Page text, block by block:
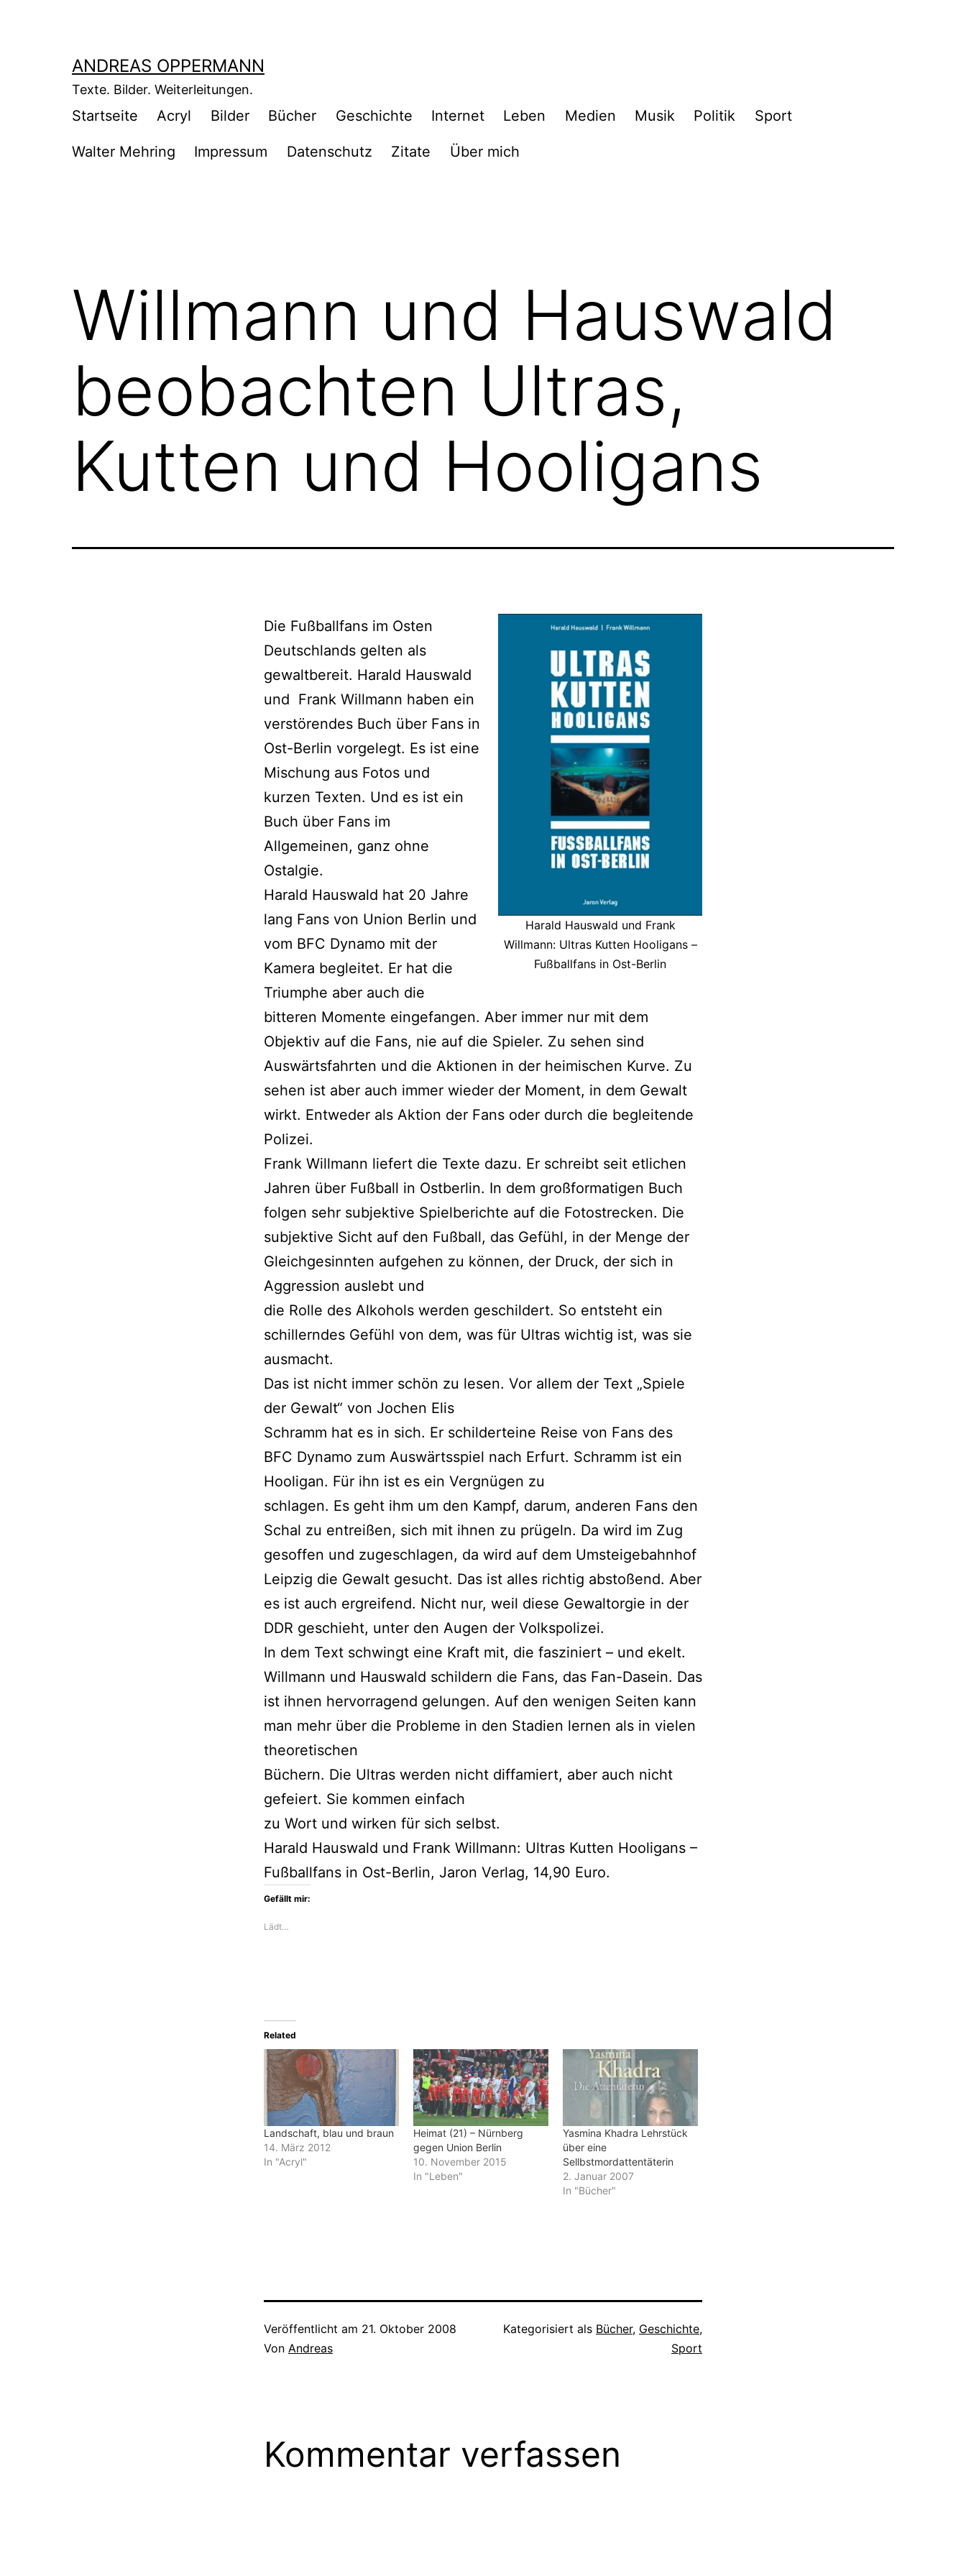
ANDREAS OPPERMANN
Texte. Bilder. Weiterleitungen.
Startseite Acryl Bilder Bücher Geschichte Internet Leben Medien Musik Politik Sport
Walter Mehring Impressum Datenschutz Zitate Über mich
Willmann und Hauswald
beobachten Ultras,
Kutten und Hooligans
Harald Hauswald und Frank
Willmann: Ultras Kutten Hooligans –
Fußballfans in Ost-Berlin
Die Fußballfans im Osten
Deutschlands gelten als
gewaltbereit. Harald Hauswald
und Frank Willmann haben ein
verstörendes Buch über Fans in
Ost-Berlin vorgelegt. Es ist eine
Mischung aus Fotos und
kurzen Texten. Und es ist ein
Buch über Fans im
Allgemeinen, ganz ohne
Ostalgie.
Harald Hauswald hat 20 Jahre
lang Fans von Union Berlin und
vom BFC Dynamo mit der
Kamera begleitet. Er hat die
Triumphe aber auch die
bitteren Momente eingefangen. Aber immer nur mit dem
Objektiv auf die Fans, nie auf die Spieler. Zu sehen sind
Auswärtsfahrten und die Aktionen in der heimischen Kurve. Zu
sehen ist aber auch immer wieder der Moment, in dem Gewalt
wirkt. Entweder als Aktion der Fans oder durch die begleitende
Polizei.
Frank Willmann liefert die Texte dazu. Er schreibt seit etlichen
Jahren über Fußball in Ostberlin. In dem großformatigen Buch
folgen sehr subjektive Spielberichte auf die Fotostrecken. Die
subjektive Sicht auf den Fußball, das Gefühl, in der Menge der
Gleichgesinnten aufgehen zu können, der Druck, der sich in
Aggression auslebt und
die Rolle des Alkohols werden geschildert. So entsteht ein
schillerndes Gefühl von dem, was für Ultras wichtig ist, was sie
ausmacht.
Das ist nicht immer schön zu lesen. Vor allem der Text „Spiele
der Gewalt“ von Jochen Elis
Schramm hat es in sich. Er schilderteine Reise von Fans des
BFC Dynamo zum Auswärtsspiel nach Erfurt. Schramm ist ein
Hooligan. Für ihn ist es ein Vergnügen zu
schlagen. Es geht ihm um den Kampf, darum, anderen Fans den
Schal zu entreißen, sich mit ihnen zu prügeln. Da wird im Zug
gesoffen und zugeschlagen, da wird auf dem Umsteigebahnhof
Leipzig die Gewalt gesucht. Das ist alles richtig abstoßend. Aber
es ist auch ergreifend. Nicht nur, weil diese Gewaltorgie in der
DDR geschieht, unter den Augen der Volkspolizei.
In dem Text schwingt eine Kraft mit, die fasziniert – und ekelt.
Willmann und Hauswald schildern die Fans, das Fan-Dasein. Das
ist ihnen hervorragend gelungen. Auf den wenigen Seiten kann
man mehr über die Probleme in den Stadien lernen als in vielen
theoretischen
Büchern. Die Ultras werden nicht diffamiert, aber auch nicht
gefeiert. Sie kommen einfach
zu Wort und wirken für sich selbst.
Harald Hauswald und Frank Willmann: Ultras Kutten Hooligans –
Fußballfans in Ost-Berlin, Jaron Verlag, 14,90 Euro.
Gefällt mir:
Lädt…
Related
Landschaft, blau und braun
14. März 2012
In "Acryl"
Heimat (21) – Nürnberg
gegen Union Berlin
10. November 2015
In "Leben"
Yasmina Khadra Lehrstück
über eine
Sellbstmordattentäterin
2. Januar 2007
In "Bücher"
Veröffentlicht am 21. Oktober 2008
Von Andreas
Kategorisiert als Bücher, Geschichte,
Sport
Kommentar verfassen